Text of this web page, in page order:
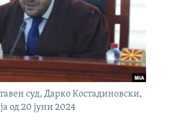
суд, Дарко Костадиновски,
од 20 јуни 2024